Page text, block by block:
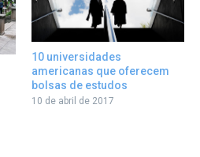
10 universidades
americanas que oferecem
bolsas de estudos
10 de abril de 2017